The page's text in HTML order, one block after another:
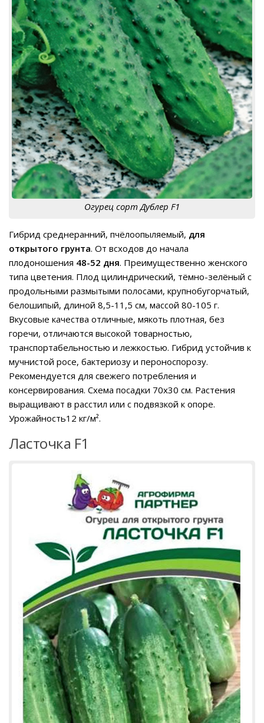
Огурец сорт Дублер F1
Гибрид среднеранний, пчёлоопыляемый, для
открытого грунта. От всходов до начала
плодоношения 48-52 дня. Преимущественно женского
типа цветения. Плод цилиндрический, тёмно-зелёный с
продольными размытыми полосами, крупнобугорчатый,
белошипый, длиной 8,5-11,5 см, массой 80-105 г.
Вкусовые качества отличные, мякоть плотная, без
горечи, отличаются высокой товарностью,
транспортабельностью и лежкостью. Гибрид устойчив к
мучнистой росе, бактериозу и пероноспорозу.
Рекомендуется для свежего потребления и
консервирования. Схема посадки 70х30 см. Растения
выращивают в расстил или с подвязкой к опоре.
Урожайность12 кг/м².
Ласточка F1